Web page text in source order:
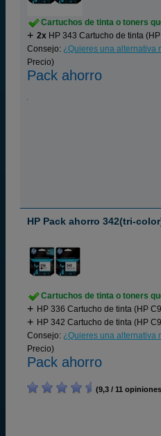
Cartuchos de tinta o toners
2x HP 343 Cartucho de tinta
Consejo: ¿Quieres una alternativa
Precio)
Pack ahorro
HP Pack ahorro 342(tri-
Cartuchos de tinta o toners
HP 336 Cartucho de tinta (HP
HP 342 Cartucho de tinta (HP
Consejo: ¿Quieres una alternativa
Precio)
Pack ahorro
(9,3 / 11